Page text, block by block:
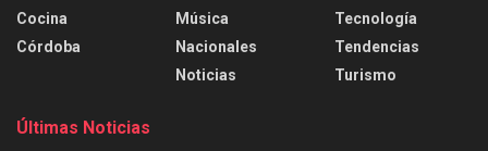
Cocina
Córdoba
Música
Nacionales
Noticias
Tecnología
Tendencias
Turismo
Últimas Noticias